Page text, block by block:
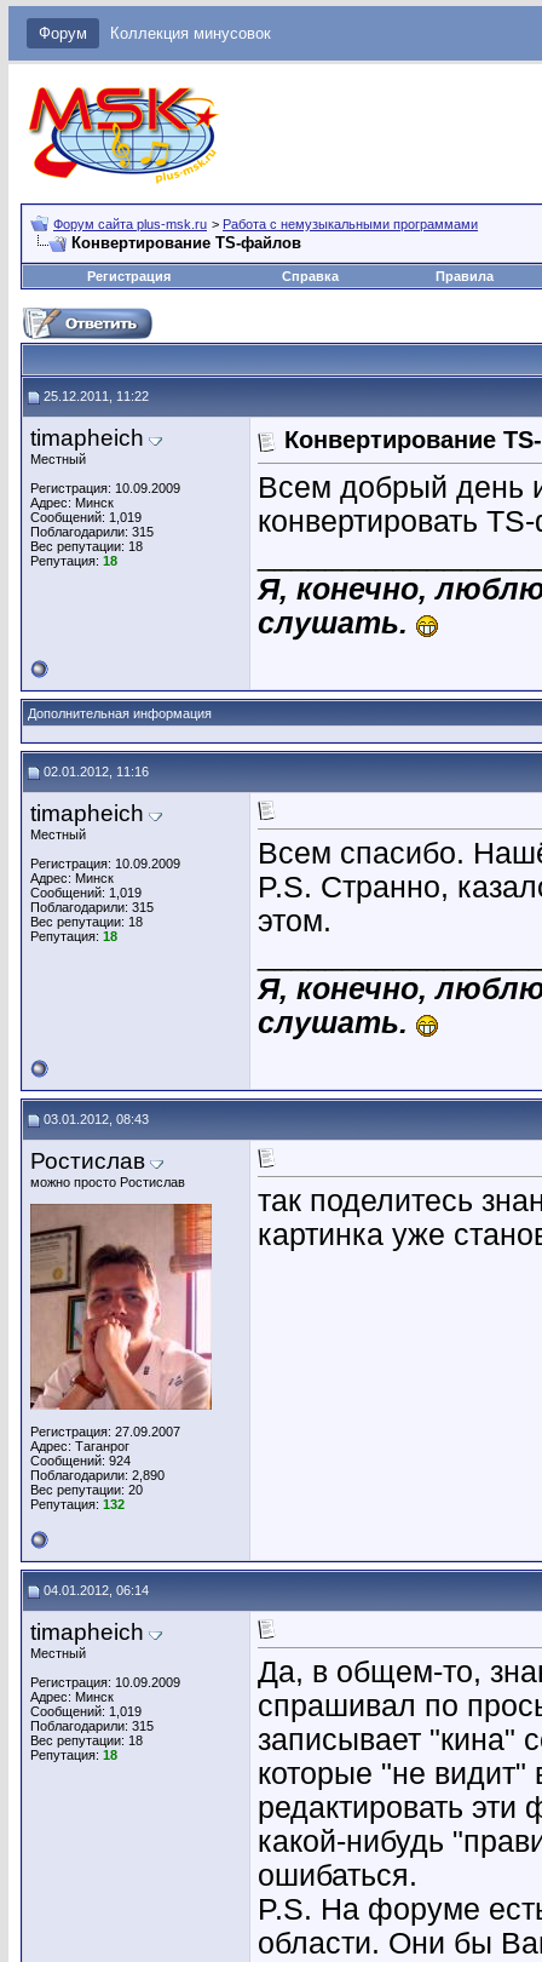
Форум Коллекция минусовок
Форум сайта plus-msk.ru > Работа с немузыкальными программами
Конвертирование TS-файлов
Регистрация Справка Правила
25.12.2011, 11:22
timapheich
Местный
Регистрация: 10.09.2009
Адрес: Минск
Сообщений: 1,019
Поблагодарили: 315
Вес репутации: 18
Репутация: 18
Конвертирование
Всем добрый день
конвертировать
Я, конечно,
слушать.
Дополнительная информация
02.01.2012, 11:16
timapheich
Местный
Регистрация: 10.09.2009
Адрес: Минск
Сообщений: 1,019
Поблагодарили: 315
Вес репутации: 18
Репутация: 18
Всем спасибо.
P.S. Странно,
этом.
Я, конечно,
слушать.
03.01.2012, 08:43
Ростислав
можно просто Ростислав
Регистрация: 27.09.2007
Адрес: Таганрог
Сообщений: 924
Поблагодарили: 2,890
Вес репутации: 20
Репутация: 132
так поделитесь
картинка уже
04.01.2012, 06:14
timapheich
Местный
Регистрация: 10.09.2009
Адрес: Минск
Сообщений: 1,019
Поблагодарили: 315
Вес репутации: 18
Репутация: 18
Да, в общем-то,
спрашивал по
записывает "кина"
которые "не видит"
редактировать
какой-нибудь
ошибаться.
P.S. На форуме
области. Они бы